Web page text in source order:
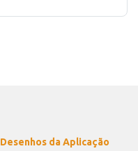
Desenhos da Aplicação